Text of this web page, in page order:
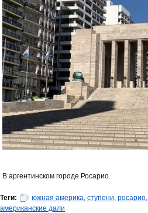
В аргентинском городе Росарио.
Теги: южная америка, ступени, росарио,
американские дали